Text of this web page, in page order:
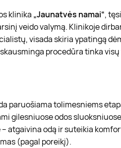
klinika „Jaunatvės namai“,
veido valymą. Klinikoje
visada skiria ypatingą
procedūra tinka
paruošiama tolimesniems
gilesniuose odos
atgaivina odą ir suteikia
(pagal poreikį).